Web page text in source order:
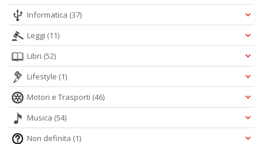
Informatica (37)
Leggi (11)
Libri (52)
Lifestyle (1)
Motori e Trasporti (46)
Musica (54)
Non definita (1)